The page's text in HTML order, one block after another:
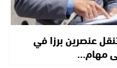
عنصرين برزا في
مهام…